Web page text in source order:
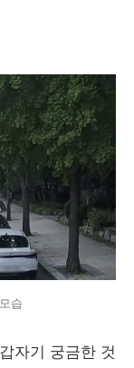
습
자기 궁금한 것